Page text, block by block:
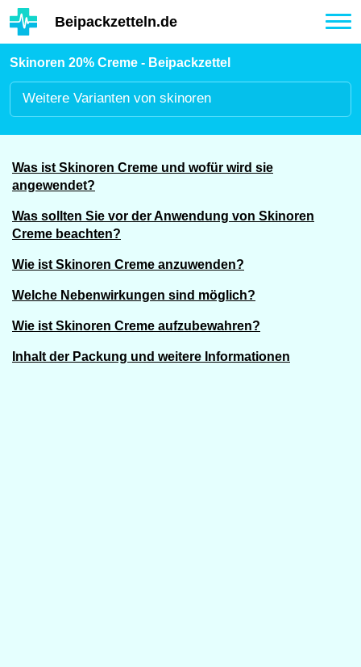
Hauptinhalt
Beipackzetteln.de
Skinoren 20% Creme - Beipackzettel
Weitere Varianten von skinoren
Was ist Skinoren Creme und wofür wird sie
angewendet?
Was sollten Sie vor der Anwendung von Skinoren
Creme beachten?
Wie ist Skinoren Creme anzuwenden?
Welche Nebenwirkungen sind möglich?
Wie ist Skinoren Creme aufzubewahren?
Inhalt der Packung und weitere Informationen